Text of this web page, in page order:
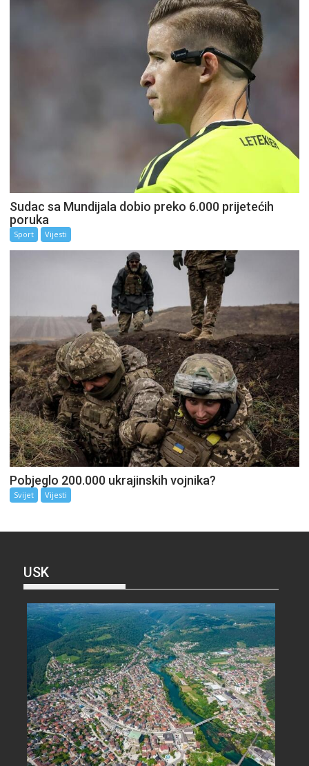
Sudac sa Mundijala dobio preko 6.000 prijetećih
poruka
Sport Vijesti
Pobjeglo 200.000 ukrajinskih vojnika?
Svijet Vijesti
USK